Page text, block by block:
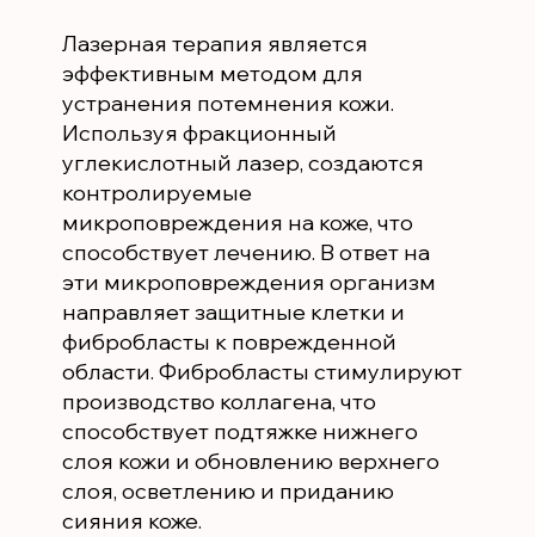
Лазерная терапия является
эффективным методом для
устранения потемнения кожи.
Используя фракционный
углекислотный лазер, создаются
контролируемые
микроповреждения на коже, что
способствует лечению. В ответ на
эти микроповреждения организм
направляет защитные клетки и
фибробласты к поврежденной
области. Фибробласты стимулируют
производство коллагена, что
способствует подтяжке нижнего
слоя кожи и обновлению верхнего
слоя, осветлению и приданию
сияния коже.